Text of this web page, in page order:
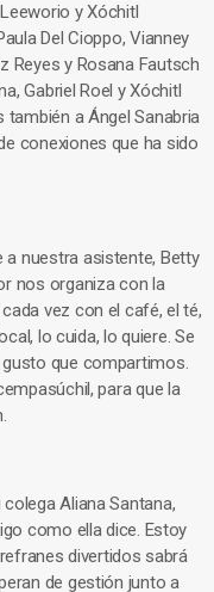
y Xóchitl
Del Cioppo, Vianney
Reyes y Rosana Fautsch
Gabriel Roel y Xóchitl
también a Ángel Sanabria
conexiones que ha sido
a nuestra asistente, Betty
nos organiza con la
vez con el café, el té,
lo cuida, lo quiere. Se
que compartimos.
para que la
Aliana Santana,
como ella dice. Estoy
divertidos sabrá
de gestión junto a